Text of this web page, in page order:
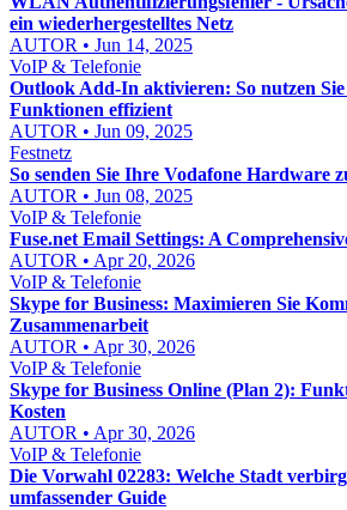
ein wiederhergestelltes Netz
AUTOR • Jun 14, 2025
VoIP & Telefonie
Outlook Add-In aktivieren: So nutzen Sie
Funktionen effizient
AUTOR • Jun 09, 2025
Festnetz
So senden Sie Ihre Vodafone Hardware
AUTOR • Jun 08, 2025
VoIP & Telefonie
Fuse.net Email Settings: A
AUTOR • Apr 20, 2026
VoIP & Telefonie
Skype for Business: Maximieren Sie
Zusammenarbeit
AUTOR • Apr 30, 2026
VoIP & Telefonie
Skype for Business Online (Plan 2):
Kosten
AUTOR • Apr 30, 2026
VoIP & Telefonie
Die Vorwahl 02283: Welche Stadt
umfassender Guide